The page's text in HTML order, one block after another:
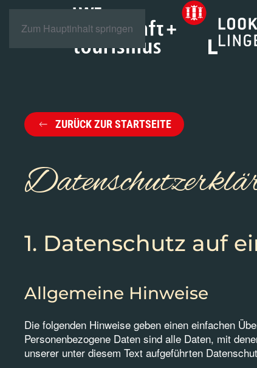
Zum Hauptinhalt springen
ZURÜCK ZUR STARTSEITE
1. Datenschutz auf
Allgemeine Hinweise
Die folgenden Hinweise geben einen einfachen
Personenbezogene Daten sind alle Daten, mit
unserer unter diesem Text aufgeführten